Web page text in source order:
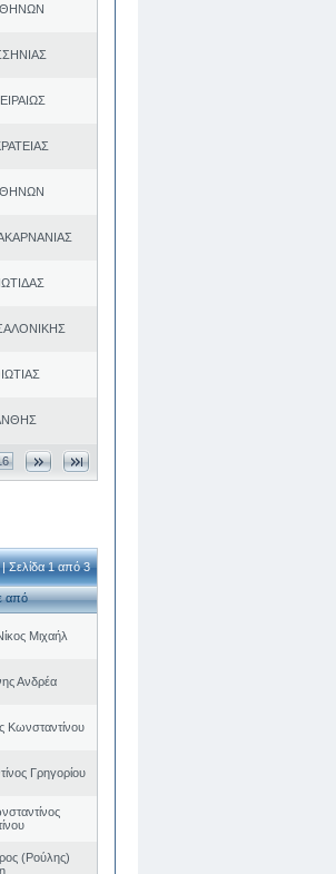
Σελίδα 1 από 3
από
Μιχαήλ
Ανδρέα
Κωνσταντίνου
Γρηγορίου
(Ρούλης)